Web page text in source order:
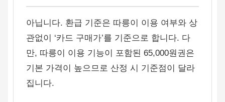
아닙니다. 환급 기준은 따릉이 이용 여부와 상
관없이 ‘카드 구매가’를 기준으로 합니다. 다
만, 따릉이 이용 기능이 포함된 65,000원권은
기본 가격이 높으므로 산정 시 기준점이 달라
집니다.